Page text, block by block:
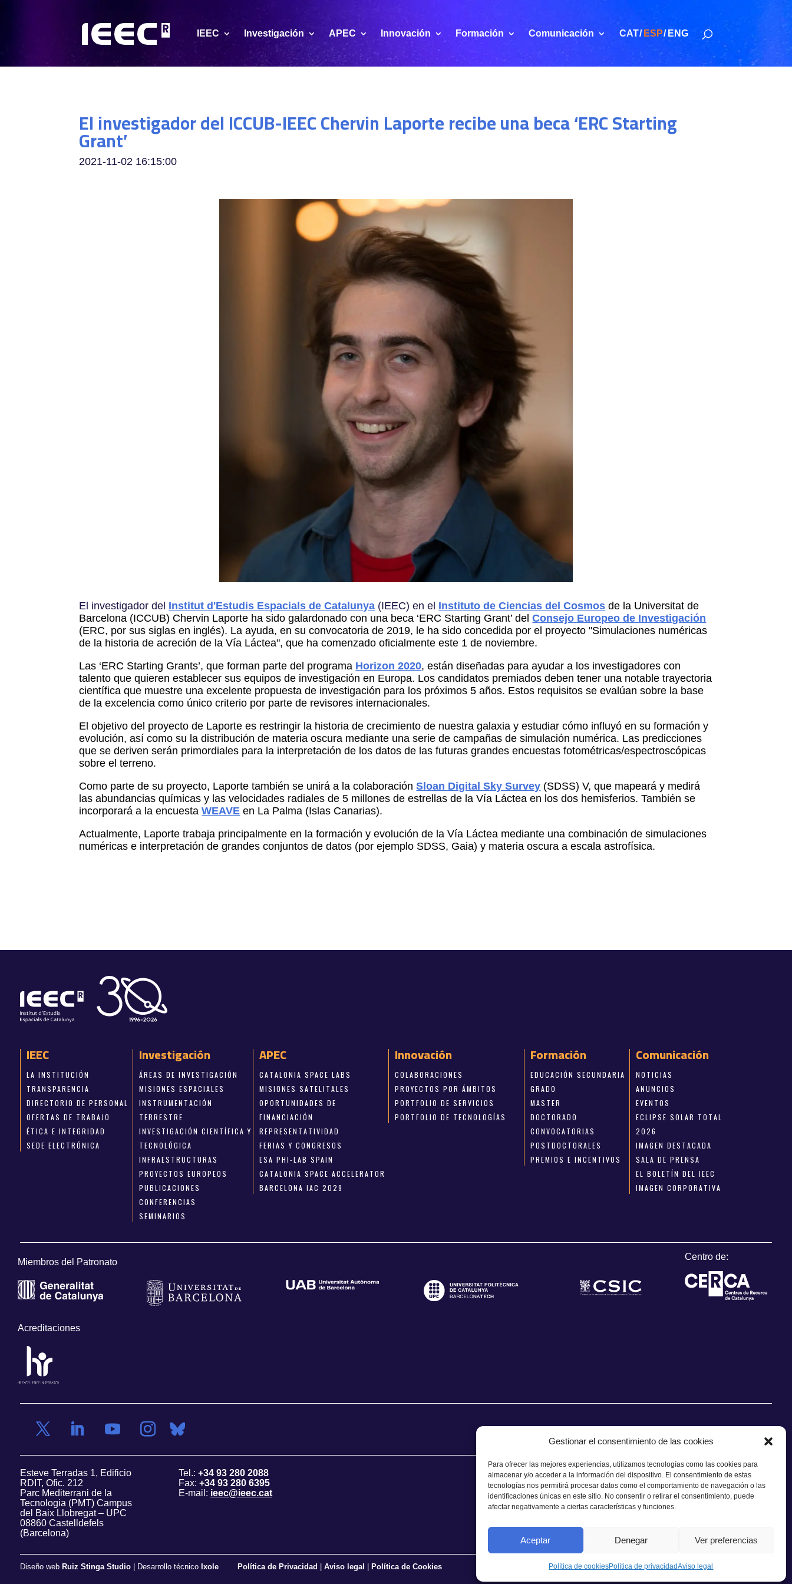
Gestionar el consentimiento de las cookies
Para ofrecer las mejores experiencias, utilizamos tecnologías como las cookies para
almacenar y/o acceder a la información del dispositivo. El consentimiento de estas
tecnologías nos permitirá procesar datos como el comportamiento de navegación o las
identificaciones únicas en este sitio. No consentir o retirar el consentimiento, puede
afectar negativamente a ciertas características y funciones.
Aceptar Denegar Ver preferencias
Política de cookiesPolítica de privacidadAviso legal
IEEC Investigación APEC Innovación Formación Comunicación CAT ESP ENG
El investigador del ICCUB-IEEC Chervin Laporte recibe una beca ‘ERC Starting
Grant’
2021-11-02 16:15:00
El investigador del Institut d'Estudis Espacials de Catalunya (IEEC) en el Instituto de Ciencias del Cosmos de la Universitat de
Barcelona (ICCUB) Chervin Laporte ha sido galardonado con una beca ‘ERC Starting Grant’delConsejo Europeo de Investigación
(ERC, por sus siglas en inglés). La ayuda, en su convocatoria de 2019, le ha sido concedida por el proyecto "Simulaciones numéricas
de la historia de acreción de la Vía Láctea", que ha comenzado oficialmente este 1 de noviembre.
Las ‘ERC Starting Grants’, que forman parte del programa Horizon 2020, están diseñadas para ayudar a los investigadores con
talento que quieren establecer sus equipos de investigación en Europa. Los candidatos premiados deben tener una notable trayectoria
científica que muestre una excelente propuesta de investigación para los próximos 5 años. Estos requisitos se evalúan sobre la base
de la excelencia como único criterio por parte de revisores internacionales.
El objetivo del proyecto de Laporte es restringir la historia de crecimiento de nuestra galaxia y estudiar cómo influyó en su formación y
evolución, así como su la distribución de materia oscura mediante una serie de campañas de simulación numérica. Las predicciones
que se deriven serán primordiales para la interpretación de los datos de las futuras grandes encuestas fotométricas/espectroscópicas
sobre el terreno.
Como parte de su proyecto, Laporte también se unirá a la colaboraciónSloan Digital Sky Survey (SDSS) V, que mapeará y medirá
las abundancias químicas y las velocidades radiales de 5 millones de estrellas de la Vía Láctea en los dos hemisferios. También se
incorporará a la encuestaWEAVE en La Palma (Islas Canarias).
Actualmente, Laporte trabaja principalmente en la formación y evolución de la Vía Láctea mediante una combinación de simulaciones
numéricas e interpretación de grandes conjuntos de datos (por ejemplo SDSS, Gaia) y materia oscura a escala astrofísica.
IEEC
LA INSTITUCIÓN
TRANSPARENCIA
DIRECTORIO DE PERSONAL
OFERTAS DE TRABAJO
ÉTICA E INTEGRIDAD
SEDE ELECTRÓNICA
Investigación
ÁREAS DE INVESTIGACIÓN
MISIONES ESPACIALES
INSTRUMENTACIÓN
TERRESTRE
INVESTIGACIÓN CIENTÍFICA Y
TECNOLÓGICA
INFRAESTRUCTURAS
PROYECTOS EUROPEOS
PUBLICACIONES
CONFERENCIAS
SEMINARIOS
APEC
CATALONIA SPACE LABS
MISIONES SATELITALES
OPORTUNIDADES DE
FINANCIACIÓN
REPRESENTATIVIDAD
FERIAS Y CONGRESOS
ESA PHI-LAB SPAIN
CATALONIA SPACE ACCELERATOR
BARCELONA IAC 2029
Innovación
COLABORACIONES
PROYECTOS POR ÁMBITOS
PORTFOLIO DE SERVICIOS
PORTFOLIO DE TECNOLOGÍAS
Formación
EDUCACIÓN SECUNDARIA
GRADO
MASTER
DOCTORADO
CONVOCATORIAS
POSTDOCTORALES
PREMIOS E INCENTIVOS
Comunicación
NOTICIAS
ANUNCIOS
EVENTOS
ECLIPSE SOLAR TOTAL
2026
IMAGEN DESTACADA
SALA DE PRENSA
EL BOLETÍN DEL IEEC
IMAGEN CORPORATIVA
Miembros del Patronato
Centro de:
Acreditaciones
Esteve Terradas 1, Edificio
RDIT, Ofic. 212
Parc Mediterrani de la
Tecnologia (PMT) Campus
del Baix Llobregat – UPC
08860 Castelldefels
(Barcelona)
Tel.: +34 93 280 2088
Fax: +34 93 280 6395
E-mail: ieec@ieec.cat
CONTACTO
Diseño web Ruiz Stinga Studio| Desarrollo técnico Ixole Política de Privacidad Aviso legal Política de Cookies